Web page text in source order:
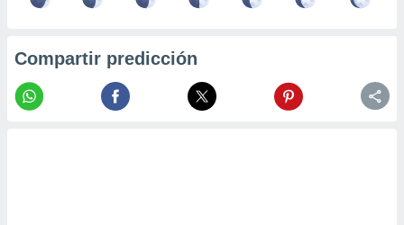
Compartir predicción